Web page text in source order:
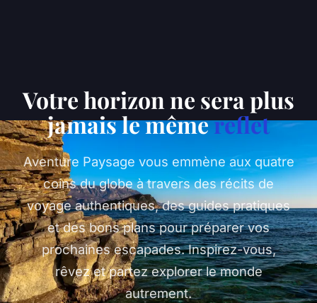
Votre horizon ne sera plus
jamais le mêmereflet
Aventure Paysage vous emmène aux quatre
coins du globe à travers des récits de
voyage authentiques, des guides pratiques
et des bons plans pour préparer vos
prochaines escapades. Inspirez-vous,
rêvez et partez explorer le monde
autrement.